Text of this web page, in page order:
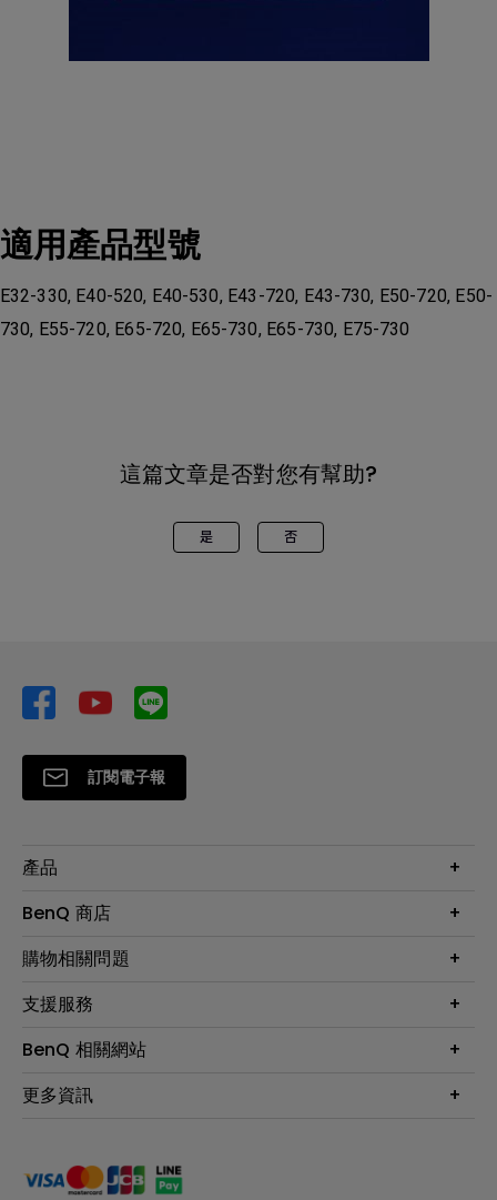
適用產品型號
E32-330, E40-520, E40-530, E43-720, E43-730, E50-720, E50-
730, E55-720, E65-720, E65-730, E65-730, E75-730
這篇文章是否對您有幫助?
是 否
訂閱電子報
產品
大型液晶
投影機
智慧照明
專業拍物視訊鏡頭
BenQ 商店
最新產品與活動
尋找銷售據點
會員綁定LINE教學
購物相關問題
第一次購物就上手
延長保固購買
贈品兌換網站首頁
支援服務
服務公告
保固條例
手冊與軟體下載
產品常見問題
BenQ 相關網站
專業商用解決方案
BenQ 大娛樂家
更多資訊
永續發展
產品碳足跡報告